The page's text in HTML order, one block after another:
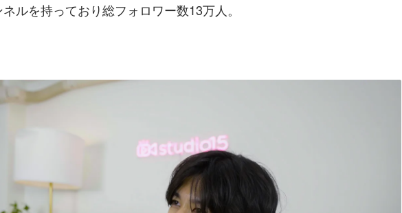
ルを持っており総フォロワー数13万人。